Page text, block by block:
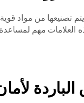
من مواد
مهم